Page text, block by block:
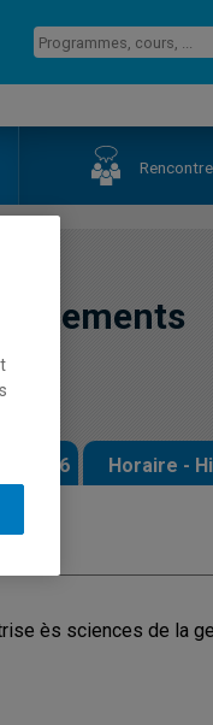
2026 Horaire -
ès sciences de la